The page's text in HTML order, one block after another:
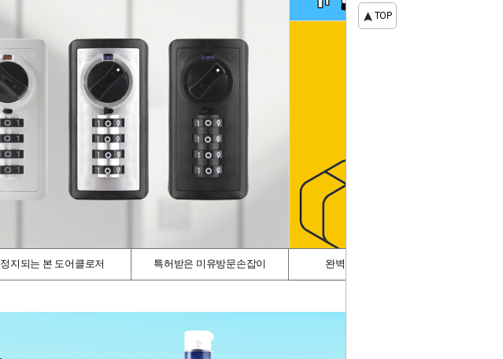
TOP
정지되는 본 도어클로저 특허받은 미유방문손잡이 완벽차단/싱크가드